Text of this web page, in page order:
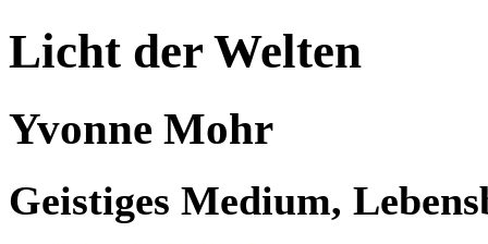
Licht der Welten
Yvonne Mohr
Geistiges Medium,